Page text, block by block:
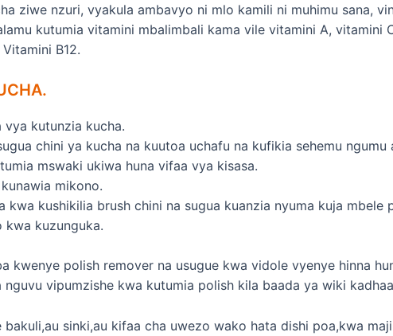
ziwe nzuri, vyakula ambavyo ni mlo kamili ni muhimu sana,
kutumia vitamini mbalimbali kama vile vitamini A, vitamini
B12.
kutunzia kucha.
chini ya kucha na kuutoa uchafu na kufikia sehemu ngumu
mswaki ukiwa huna vifaa vya kisasa.
mikono.
kwa kushikilia brush chini na sugua kuanzia nyuma kuja mbele
kwa kuzunguka.
kwenye polish remover na usugue kwa vidole vyenye hinna
vipumzishe kwa kutumia polish kila baada ya wiki
sinki,au kifaa cha uwezo wako hata dishi poa,kwa